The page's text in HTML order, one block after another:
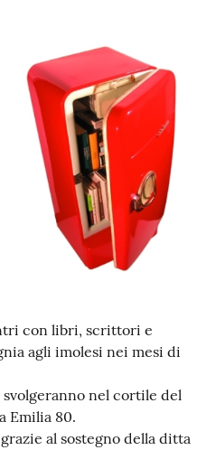
con libri, scrittori e
agli imolesi nei mesi di
nel cortile del
Emilia 80.
al sostegno della ditta